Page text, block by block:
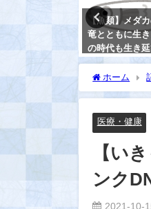
【魚類】メダ
竜とともに生
の時代も生き
ホーム
いた
医療・健康
【い
ンク
2021-10-